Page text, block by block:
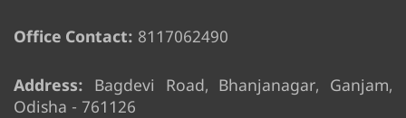
Office Contact: 8117062490
Address: Bagdevi Road, Bhanjanagar, Ganjam,
Odisha - 761126